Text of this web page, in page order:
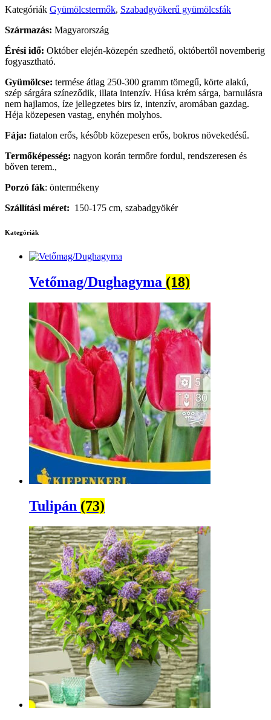
Kategóriák Gyümölcstermők, Szabadgyökerű gyümölcsfák
Származás: Magyarország
Érési idő: Október elején-közepén szedhető, októbertől novemberig
fogyasztható.
Gyümölcse: termése átlag 250-300 gramm tömegű, körte alakú,
szép sárgára színeződik, illata intenzív. Húsa krém sárga, barnulásra
nem hajlamos, íze jellegzetes birs íz, intenzív, aromában gazdag.
Héja közepesen vastag, enyhén molyhos.
Fája: fiatalon erős, később közepesen erős, bokros növekedésű.
Termőképesség: nagyon korán termőre fordul, rendszeresen és
bőven terem.,
Porzó fák: öntermékeny
Szállítási méret: 150-175 cm, szabadgyökér
Kategóriák
Vetőmag/Dughagyma (18)
Tulipán (73)